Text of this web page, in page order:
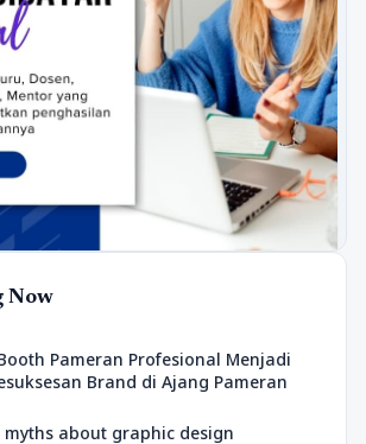
Now
Pameran Profesional Menjadi
Brand di Ajang Pameran
myths about graphic design